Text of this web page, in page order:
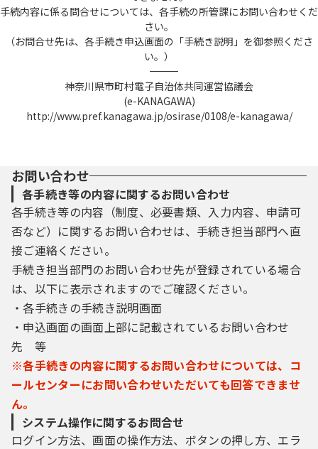
手続内容に係る問合せについては、各手続の所管課にお問い合わせくだ
さい。
（お問合せ先は、各手続き申込画面の「手続き説明」を御参照くださ
い。）
――――――――――――――――――――――――――――――――――――――――――――――――――
神奈川県市町村電子自治体共同運営協議会
(e-KANAGAWA)
http://www.pref.kanagawa.jp/osirase/0108/e-kanagawa/
お問い合わせ
各手続き等の内容に関するお問い合わせ
各手続き等の内容（制度、必要書類、入力内容、申請可
否など）に関するお問い合わせは、手続き担当部門へ直
接ご連絡ください。
手続き担当部門のお問い合わせ先が登録されている場合
は、以下に表示されますのでご確認ください。
・各手続きの手続き説明画面
・申込画面の画面上部に記載されているお問い合わせ
先 等
※各手続きの内容に関するお問い合わせについては、コ
ールセンターにお問い合わせいただいても回答できませ
ん。
システム操作に関するお問合せ
ログイン方法、画面の操作方法、ボタンの押し方、エラ